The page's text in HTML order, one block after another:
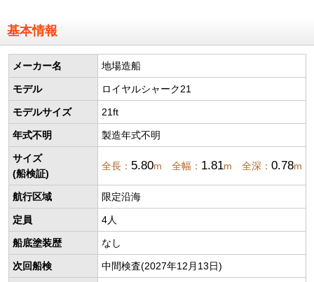
基本情報
メーカー名 地場造船
モデル ロイヤルシャーク21
モデルサイズ 21ft
年式不明 製造年式不明
サイズ
(船検証)
全長： 5.80m 全幅： 1.81m 全深： 0.78m
航行区域 限定沿海
定員 4人
船底塗装歴 なし
次回船検 中間検査(2027年12月13日)